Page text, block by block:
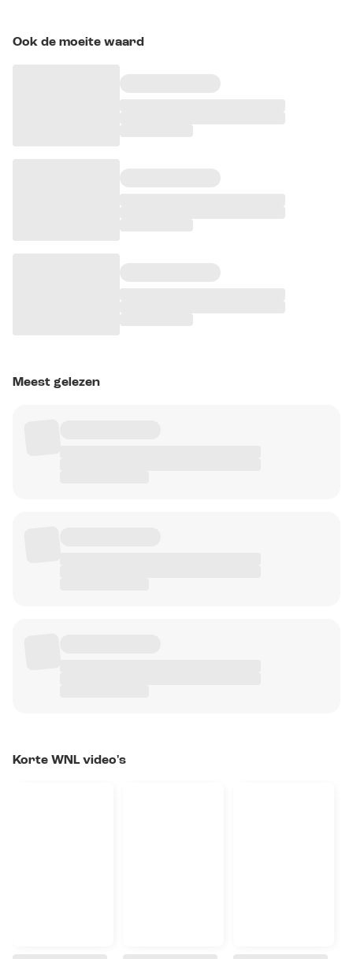
Ook de moeite waard
Meest gelezen
Korte WNL video's